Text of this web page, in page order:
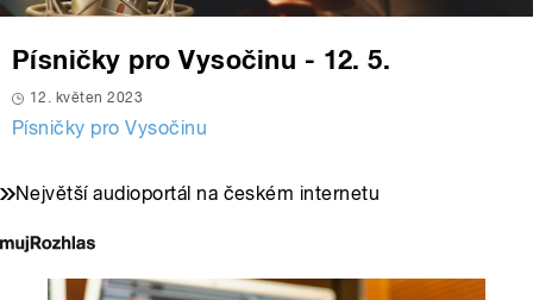
Písničky pro Vysočinu - 12. 5.
12. květen 2023
Písničky pro Vysočinu
Největší audioportál na českém internetu